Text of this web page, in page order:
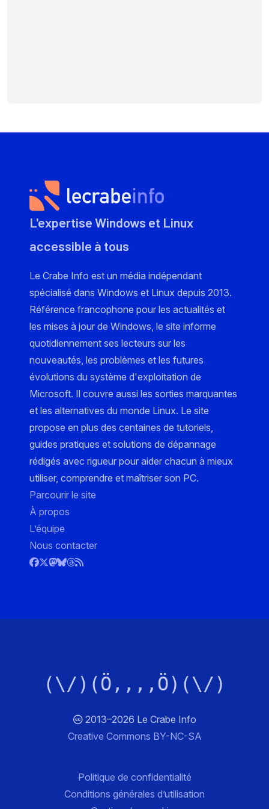
L'expertise Windows et Linux
accessible à tous
Le Crabe Info est un média indépendant
spécialisé dans Windows et Linux depuis 2013.
Référence francophone pour les actualités et
les mises à jour de Windows, le site informe
quotidiennement ses lecteurs sur les
nouveautés, les problèmes et les futures
évolutions du système d'exploitation de
Microsoft. Il couvre aussi les sorties marquantes
et les alternatives du monde Linux. Le site
propose en plus des centaines de tutoriels,
guides pratiques et solutions de dépannage
rédigés avec rigueur pour aider chacun à mieux
utiliser, comprendre et maîtriser son PC.
Parcourir le site
À propos
L’équipe
Nous contacter
(\/)(Ö,,,,Ö)(\/)
2013–2026 Le Crabe Info
Creative Commons BY-NC-SA
Politique de confidentialité
Conditions générales d’utilisation